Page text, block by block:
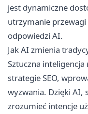
jest dynamiczne
utrzymanie
odpowiedzi AI.
Jak AI zmienia
Sztuczna
strategie SEO,
wyzwania. Dzięki AI,
zrozumieć intencje